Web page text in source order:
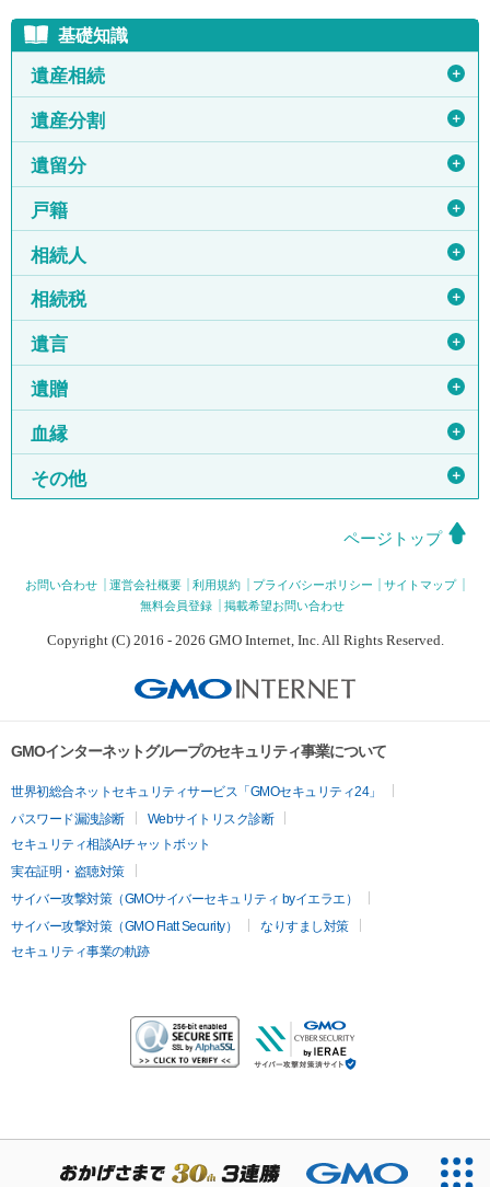
基礎知識
遺産相続 ＋
遺産分割 ＋
遺留分 ＋
戸籍 ＋
相続人 ＋
相続税 ＋
遺言 ＋
遺贈 ＋
血縁 ＋
その他 ＋
ページトップ
お問い合わせ 運営会社概要 利用規約 プライバシーポリシー
サイトマップ
無料会員登録
掲載希望お問い合わせ
Copyright (C) 2016 - 2026 GMO Internet, Inc. All Rights Reserved.
GMOインターネットグループのセキュリティ事業について
世界初総合ネットセキュリティサービス「GMOセキュリティ24」
パスワード漏洩診断
Webサイトリスク診断
セキュリティ相談AIチャットボット
実在証明・盗聴対策
サイバー攻撃対策（GMOサイバーセキュリティ byイエラエ）
サイバー攻撃対策（GMO Flatt Security）
なりすまし対策
セキュリティ事業の軌跡